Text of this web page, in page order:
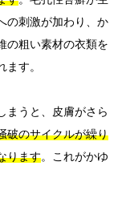
の刺激が加わり、か
の粗い素材の衣類を
す。
まうと、皮膚がさら
破のサイクルが繰り
ります。これがかゆ